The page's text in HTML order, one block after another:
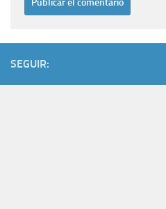
SEGUIR: